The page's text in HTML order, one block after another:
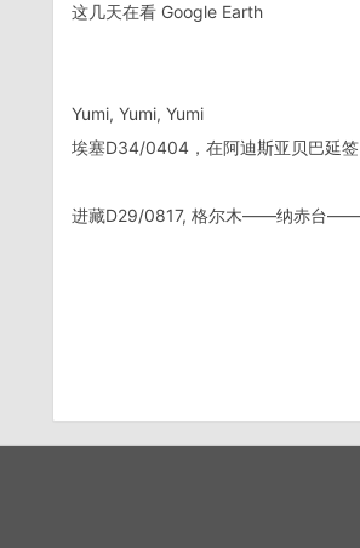
这几天在看 Google Earth
Yumi, Yumi, Yumi
埃塞D34/0404，在阿迪斯亚贝巴延签